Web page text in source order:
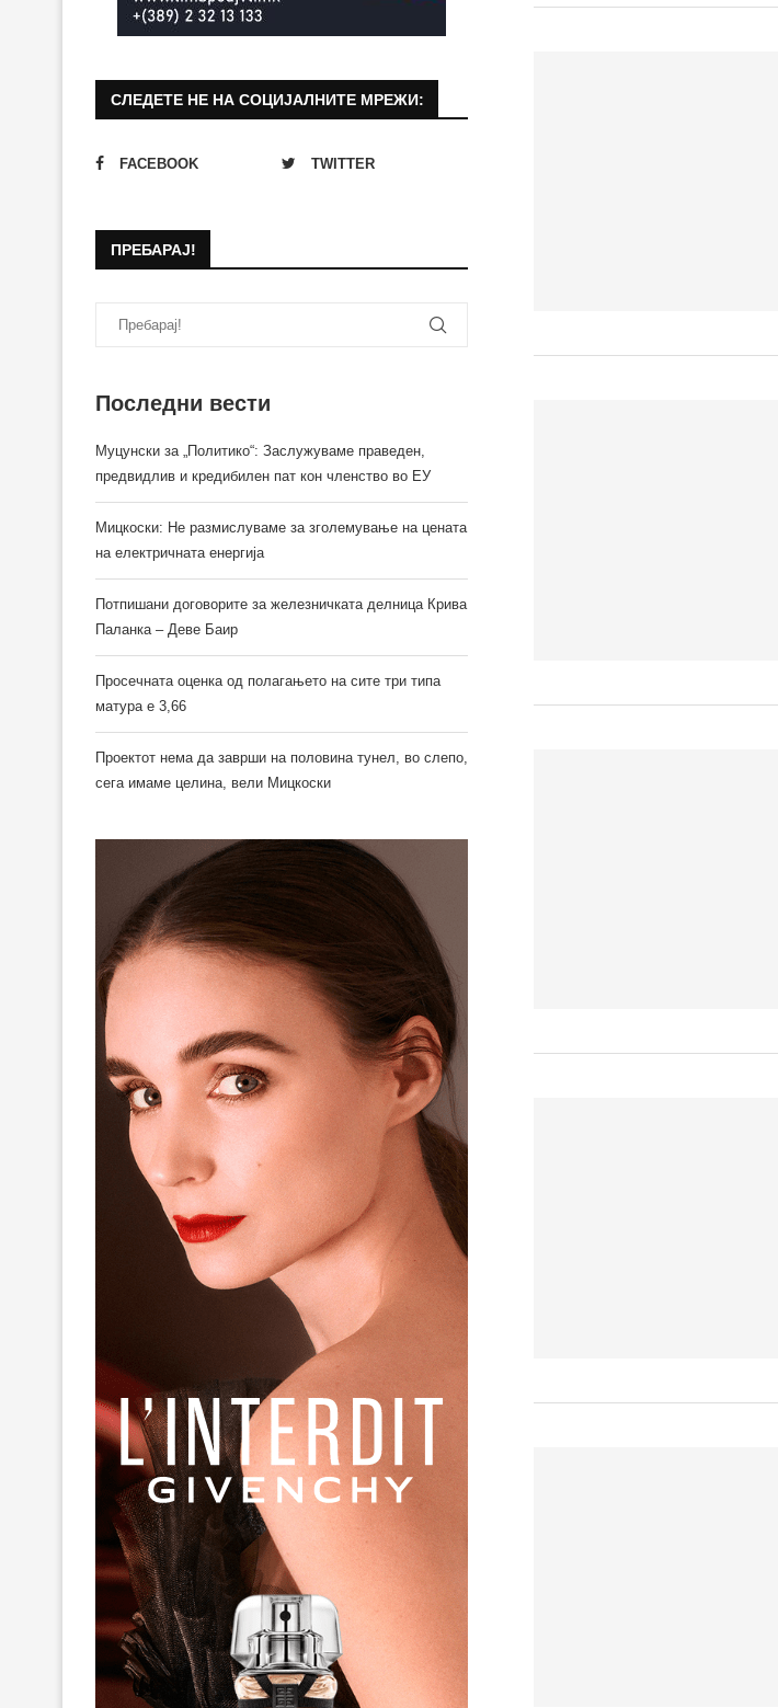
СЛЕДЕТЕ НЕ НА СОЦИЈАЛНИТЕ МРЕЖИ:
FACEBOOK TWITTER
ПРЕБАРАЈ!
Последни вести
Муцунски за „Политико“: Заслужуваме праведен,
предвидлив и кредибилен пат кон членство во ЕУ
Мицкоски: Не размислуваме за зголемување на цената
на електричната енергија
Потпишани договорите за железничката делница Крива
Паланка – Деве Баир
Просечната оценка од полагањето на сите три типа
матура е 3,66
Проектот нема да заврши на половина тунел, во слепо,
сега имаме целина, вели Мицкоски